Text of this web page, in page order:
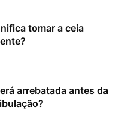
tomar a ceia
arrebatada antes da